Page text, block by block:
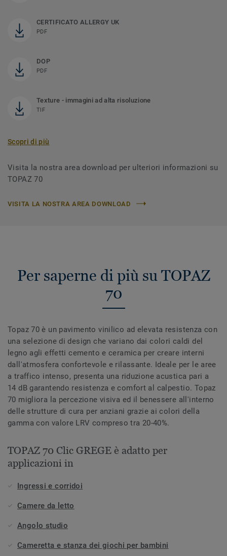
CERTIFICATO ALLERGY UK
PDF
DOP
PDF
Texture - immagini ad alta risoluzione
TIF
Scopri di più
Visita la nostra area download per ulteriori informazioni su
TOPAZ 70
VISITA LA NOSTRA AREA DOWNLOAD
Per saperne di più su TOPAZ
70
Topaz 70 è un pavimento vinilico ad elevata resistenza con
una selezione di design che variano dai colori caldi del
legno agli effetti cemento e ceramica per creare interni
dall'atmosfera confortevole e rilassante. Ideale per le aree
a traffico intenso, presenta una riduzione acustica pari a
14 dB garantendo resistenza e comfort al calpestio. Topaz
70 migliora la percezione visiva ed il benessere all'interno
delle strutture di cura per anziani grazie ai colori della
gamma con valore LRV compreso tra 20-40%.
TOPAZ 70 Clic GREGE è adatto per
applicazioni in
Ingressi e corridoi
Camere da letto
Angolo studio
Cameretta e stanza dei giochi per bambini